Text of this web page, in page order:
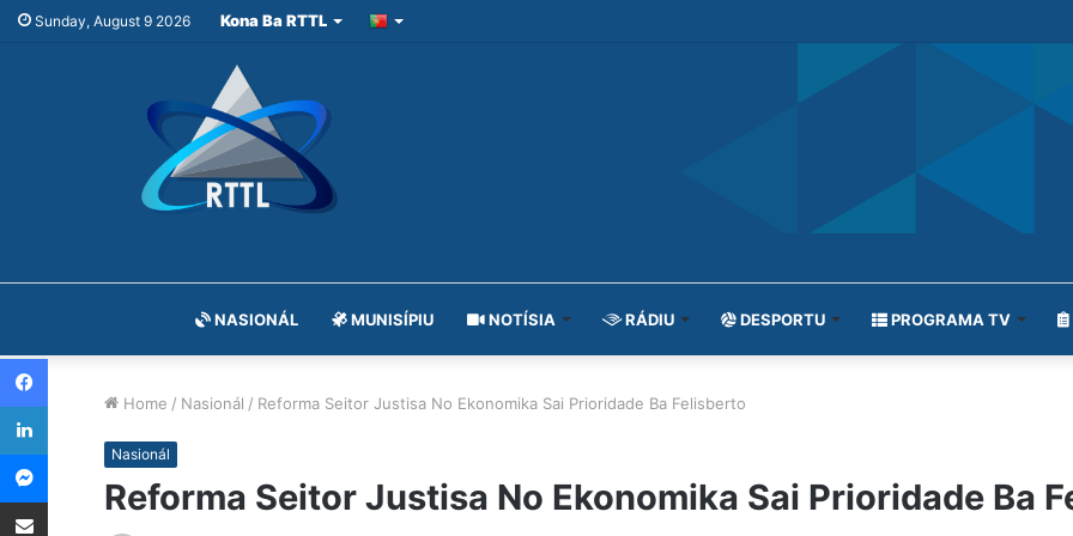
Sunday, August 9 2026 Kona Ba RTTL
NASIONÁL MUNISÍPIU NOTÍSIA RÁDIU DESPORTU PROGRAMA TV
Home / Nasionál / Reforma Seitor Justisa No Ekonomika Sai Prioridade Ba Felisberto
Nasionál
Reforma Seitor Justisa No Ekonomika Sai Prioridade Ba
Facebook
LinkedIn
Messenger